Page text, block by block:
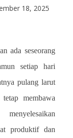
18, 2025
ada seseorang
setiap hari
pulang larut
membawa
produktif dan